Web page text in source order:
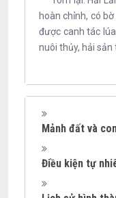
hoàn chỉnh, có
được canh tác
nuôi thủy, hải
Mảnh đất và
Điều kiện tự